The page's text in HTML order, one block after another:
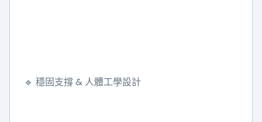
🔹 穩固支撐 & 人體工學設計